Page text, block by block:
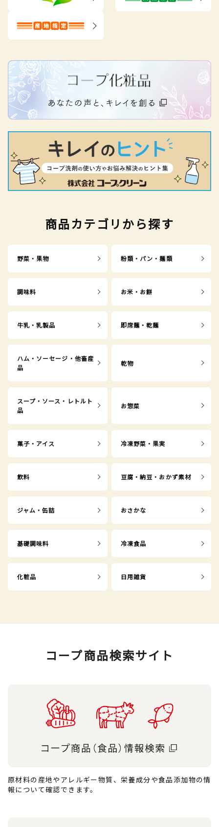
商品カテゴリから探す
野菜・果物 粉類・パン・麺類
調味料 お米・お餅
牛乳・乳製品 即席麺・乾麺
ハム・ソーセージ・他畜産
品
乾物
スープ・ソース・レトルト
品
お惣菜
菓子・アイス 冷凍野菜・果実
飲料 豆腐・納豆・おかず素材
ジャム・缶詰 おさかな
基礎調味料 冷凍食品
化粧品 日用雑貨
コープ商品検索サイト
原材料の産地やアレルギー物質、栄養成分や食品添加物の情
報について確認できます。